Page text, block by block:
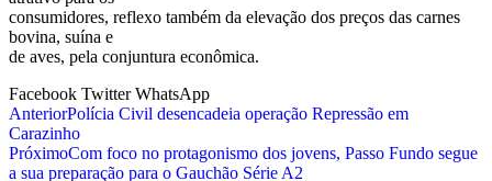
consumidores, reflexo também da elevação dos preços das carnes
bovina, suína e
de aves, pela conjuntura econômica.
Facebook Twitter WhatsApp
AnteriorPolícia Civil desencadeia operação Repressão em
Carazinho
PróximoCom foco no protagonismo dos jovens, Passo Fundo segue
a sua preparação para o Gauchão Série A2